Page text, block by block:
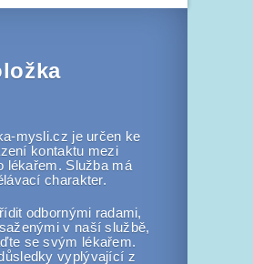
mysli.cz je určen ke
kontaktu mezi
lékařem. Služba má
charakter.
odbornými radami,
v naší službě,
se svým lékařem.
vyplývající z